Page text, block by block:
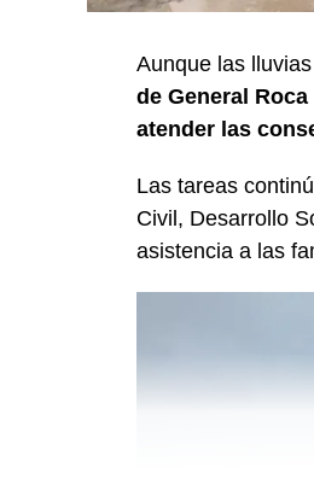
Aunque las
de General
atender las
Las tareas
Civil, Desarrollo
asistencia a las